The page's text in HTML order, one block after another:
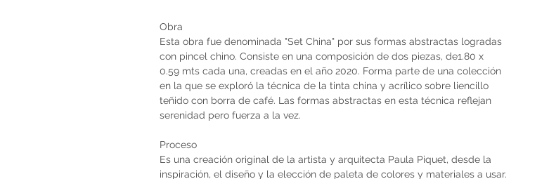
Obra
Esta obra fue denominada "Set China" por sus formas abstractas logradas
con pincel chino. Consiste en una composición de dos piezas, de1.80 x
0.59 mts cada una, creadas en el año 2020. Forma parte de una colección
en la que se exploró la técnica de la tinta china y acrílico sobre liencillo
teñido con borra de café. Las formas abstractas en esta técnica reflejan
serenidad pero fuerza a la vez.
Proceso
Es una creación original de la artista y arquitecta Paula Piquet, desde la
inspiración, el diseño y la elección de paleta de colores y materiales a usar.